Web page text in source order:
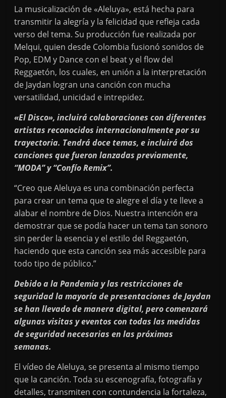
La musicalización de «Aleluya», está hecha para
transmitir la alegría y la felicidad que refleja cada
verso del tema. Su producción fue realizada por
Melqui, quien desde Colombia fusionó sonidos de
Pop, EDM y Dance con el beat y el flow del
Reggaetón, los cuales, en unión a la interpretación
de Jaydan logran una canción con mucha
versatilidad, unicidad e intrepidez.
«El Disco», incluirá colaboraciones con diferentes
artistas reconocidos internacionalmente por su
trayectoria. Tendrá doce temas, e incluirá dos
canciones que fueron lanzadas previamente,
“MODA” y “Confío Remix”.
“Creo que Aleluya es una combinación perfecta
para crear un tema que te alegre el día y te lleve a
alabar el nombre de Dios. Nuestra intención era
demostrar que se podía hacer un tema tan sonoro
sin perder la esencia y el estilo del Reggaetón,
haciendo que esta canción sea más accesible para
todo tipo de público.”
Debido a la Pandemia y las restricciones de
seguridad la mayoría de presentaciones de Jaydan
se han llevado de manera digital, pero comenzará
algunas visitas y eventos con todas las medidas
de seguridad necesarias en las próximas
semanas.
El vídeo de Aleluya, se presenta al mismo tiempo
que la canción. Toda su escenografía, fotografía y
detalles, transmiten con contundencia la fortaleza,